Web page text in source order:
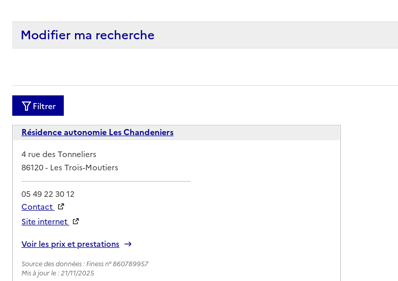
Modifier ma recherche
Filtrer
Résidence autonomie Les Chandeniers
Adresse
4 rue des Tonneliers
86120- Les Trois-Moutiers
05 49 22 30 12
Contact
Site internet
Voir les prix et prestations
Source des données : Finess n° 860789957
Mis à jour le : 21/11/2025